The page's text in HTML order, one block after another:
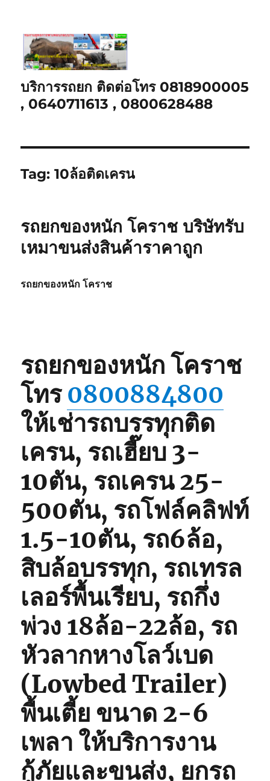
บริการรถยก ติดต่อโทร 0818900005
, 0640711613 , 0800628488
Tag:10ล้อติดเครน
รถยกของหนัก โคราช บริษัทรับ
เหมาขนส่งสินค้าราคาถูก
รถยกของหนัก โคราช
รถยกของหนัก โคราช
โทร0800884800
ให้เช่ารถบรรทุกติด
เครน, รถเฮี๊ยบ 3-
10ตัน, รถเครน 25-
500ตัน, รถโฟล์คลิฟท์
1.5-10ตัน, รถ6ล้อ,
สิบล้อบรรทุก, รถเทรล
เลอร์พื้นเรียบ, รถกึ่ง
พ่วง 18ล้อ-22ล้อ, รถ
หัวลากหางโลว์เบด
(Lowbed Trailer)
พื้นเตี้ย ขนาด 2-6
เพลา ให้บริการงาน
กู้ภัยและขนส่ง, ยกรถ